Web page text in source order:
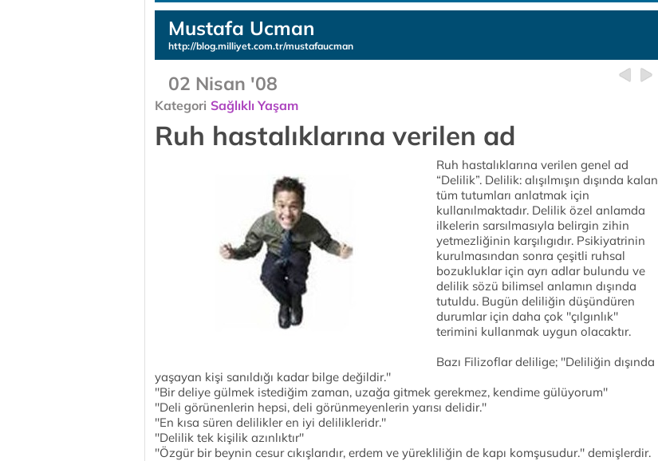
Mustafa Ucman
http://blog.milliyet.com.tr/mustafaucman
02 Nisan '08
Kategori Sağlıklı Yaşam
Ruh hastalıklarına verilen ad
Ruh hastalıklarına verilen genel ad
“Delilik”. Delilik: alışılmışın dışında kalan
tüm tutumları anlatmak için
kullanılmaktadır. Delilik özel anlamda
ilkelerin sarsılmasıyla belirgin zihin
yetmezliğinin karşılıgıdır. Psikiyatrinin
kurulmasından sonra çeşitli ruhsal
bozukluklar için ayrı adlar bulundu ve
delilik sözü bilimsel anlamın dışında
tutuldu. Bugün deliliğin düşündüren
durumlar için daha çok ''çılgınlık''
terimini kullanmak uygun olacaktır.
Bazı Filizoflar delilige; ''Deliliğin dışında
yaşayan kişi sanıldığı kadar bilge değildir.''
''Bir deliye gülmek istediğim zaman, uzağa gitmek gerekmez, kendime gülüyorum''
''Deli görünenlerin hepsi, deli görünmeyenlerin yarısı delidir.''
''En kısa süren delilikler en iyi delilikleridr.''
''Delilik tek kişilik azınlıktır''
''Özgür bir beynin cesur cıkışlarıdır, erdem ve yürekliliğin de kapı komşusudur.'' demişlerdir.